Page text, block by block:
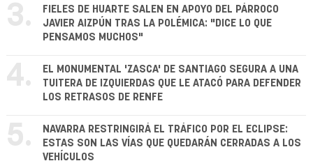
3.
FIELES DE HUARTE SALEN EN APOYO DEL PÁRROCO
JAVIER AIZPÚN TRAS LA POLÉMICA: "DICE LO QUE
PENSAMOS MUCHOS"
4.
EL MONUMENTAL 'ZASCA' DE SANTIAGO SEGURA A UNA
TUITERA DE IZQUIERDAS QUE LE ATACÓ PARA DEFENDER
LOS RETRASOS DE RENFE
5.
NAVARRA RESTRINGIRÁ EL TRÁFICO POR EL ECLIPSE:
ESTAS SON LAS VÍAS QUE QUEDARÁN CERRADAS A LOS
VEHÍCULOS